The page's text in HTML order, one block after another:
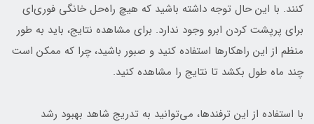
کنند. با این حال توجه داشته باشید که هیچ راه‌حل خانگی فوری‌ای
برای پرپشت کردن ابرو وجود ندارد. برای مشاهده نتایج، باید به طور
منظم از این راهکارها استفاده کنید و صبور باشید، چرا که ممکن است
چند ماه طول بکشد تا نتایج را مشاهده کنید.
با استفاده از این ترفندها، می‌توانید به تدریج شاهد بهبود رشد